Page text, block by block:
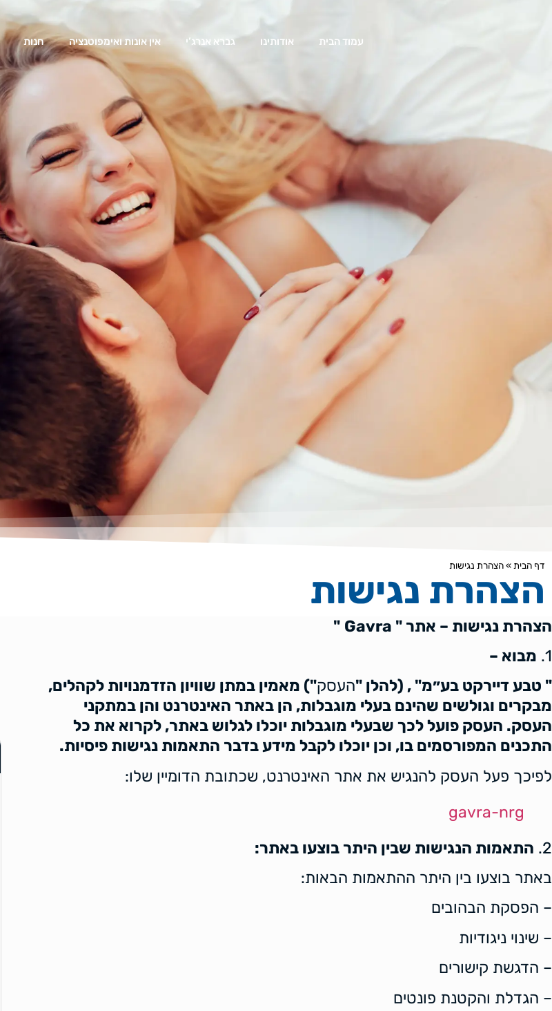
עמוד הבית אודותינו גברא אנרג’י אין אונות ואימפוטנציה חנות
דף הבית »הצהרת נגישות
הצהרת נגישות
הצהרת נגישות – אתר " Gavra
"
1. מבוא –
" טבע דיירקט בע״מ" , (להלן "העסק") מאמין במתן שוויון הזדמנויות לקהלים,
מבקרים וגולשים שהינם בעלי מוגבלות, הן באתר האינטרנט והן במתקני
העסק. העסק פועל לכך שבעלי מוגבלות יוכלו לגלוש באתר, לקרוא את כל
התכנים המפורסמים בו, וכן יוכלו לקבל מידע בדבר התאמות נגישות פיסיות.
לפיכך פעל העסק להנגיש את אתר האינטרנט, שכתובת הדומיין שלו:
gavra-nrg
2. התאמות הנגישות שבין היתר בוצעו באתר:
באתר בוצעו בין היתר ההתאמות הבאות:
– הפסקת הבהובים
– שינוי ניגודיות
– הדגשת קישורים
– הגדלת והקטנת פונטים